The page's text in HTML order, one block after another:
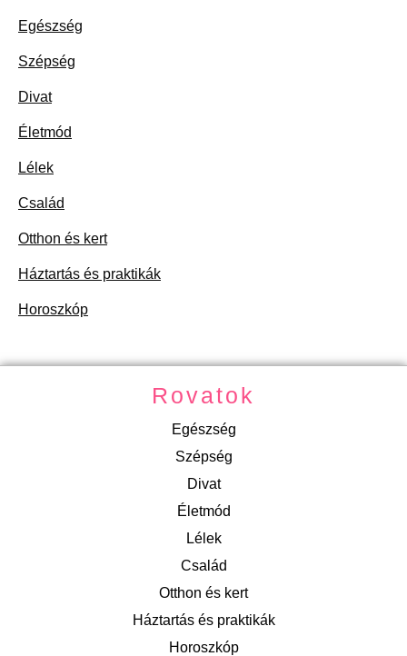
Egészség
Szépség
Divat
Életmód
Lélek
Család
Otthon és kert
Háztartás és praktikák
Horoszkóp
Rovatok
Egészség
Szépség
Divat
Életmód
Lélek
Család
Otthon és kert
Háztartás és praktikák
Horoszkóp